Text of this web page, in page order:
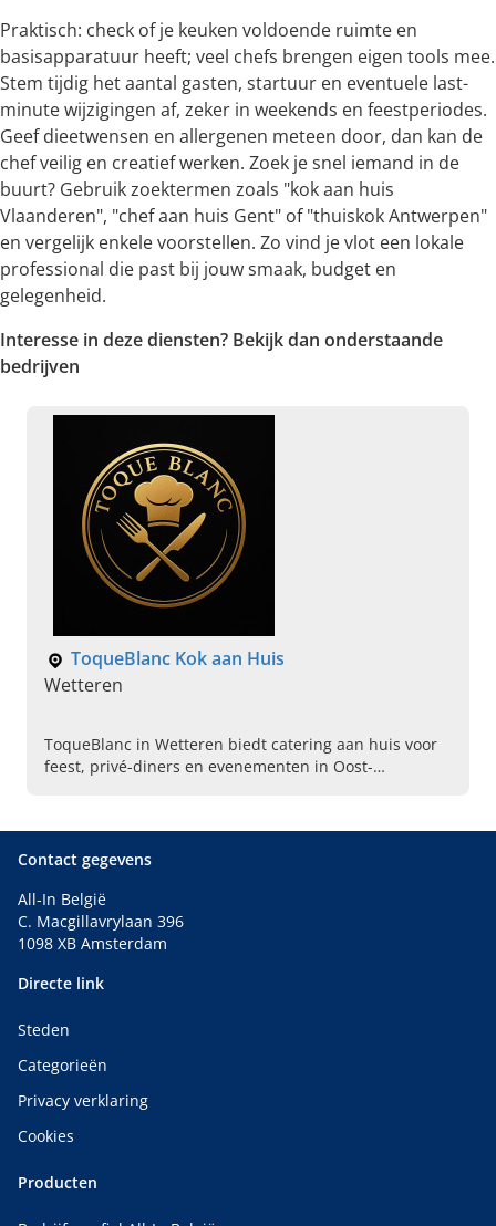
Praktisch: check of je keuken voldoende ruimte en
basisapparatuur heeft; veel chefs brengen eigen tools mee.
Stem tijdig het aantal gasten, startuur en eventuele last-
minute wijzigingen af, zeker in weekends en feestperiodes.
Geef dieetwensen en allergenen meteen door, dan kan de
chef veilig en creatief werken. Zoek je snel iemand in de
buurt? Gebruik zoektermen zoals "kok aan huis
Vlaanderen", "chef aan huis Gent" of "thuiskok Antwerpen"
en vergelijk enkele voorstellen. Zo vind je vlot een lokale
professional die past bij jouw smaak, budget en
gelegenheid.
Interesse in deze diensten? Bekijk dan onderstaande
bedrijven
ToqueBlanc Kok aan Huis
Wetteren
ToqueBlanc in Wetteren biedt catering aan huis voor
feest, privé-diners en evenementen in Oost-
Contact gegevens
All-In België
C. Macgillavrylaan 396
1098 XB Amsterdam
Directe link
Steden
Categorieën
Privacy verklaring
Cookies
Producten